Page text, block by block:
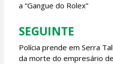
Post
a “Gangue do Rolex”
SEGUINTE
Polícia prende em Serra
da morte do empresário